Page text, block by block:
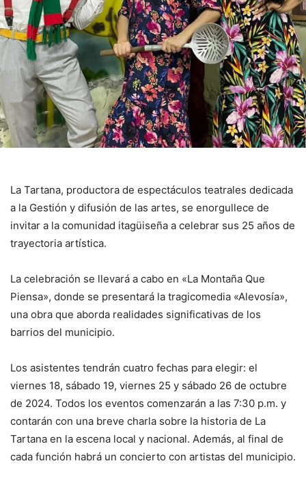
La Tartana, productora de espectáculos teatrales dedicada
a la Gestión y difusión de las artes, se enorgullece de
invitar a la comunidad itagüiseña a celebrar sus 25 años de
trayectoria artística.
La celebración se llevará a cabo en «La Montaña Que
Piensa», donde se presentará la tragicomedia «Alevosía»,
una obra que aborda realidades significativas de los
barrios del municipio.
Los asistentes tendrán cuatro fechas para elegir: el
viernes 18, sábado 19, viernes 25 y sábado 26 de octubre
de 2024. Todos los eventos comenzarán a las 7:30 p.m. y
contarán con una breve charla sobre la historia de La
Tartana en la escena local y nacional. Además, al final de
cada función habrá un concierto con artistas del municipio.